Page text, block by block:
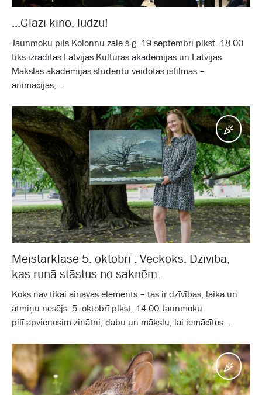
...Glāzi kino, lūdzu!
Jaunmoku pils Kolonnu zālē š.g. 19 septembrī plkst. 18.00
tiks izrādītas Latvijas Kultūras akadēmijas un Latvijas
Mākslas akadēmijas studentu veidotās īsfilmas –
animācijas,...
Meistarklase 5. oktobrī : Veckoks: Dzīvība,
kas runā stāstus no saknēm.
Koks nav tikai ainavas elements – tas ir dzīvības, laika un
atmiņu nesējs. 5. oktobrī plkst. 14:00 Jaunmoku
pilī apvienosim zinātni, dabu un mākslu, lai iemācītos...